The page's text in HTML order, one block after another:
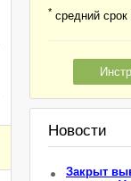
* средний срок
Новости
Закрыт